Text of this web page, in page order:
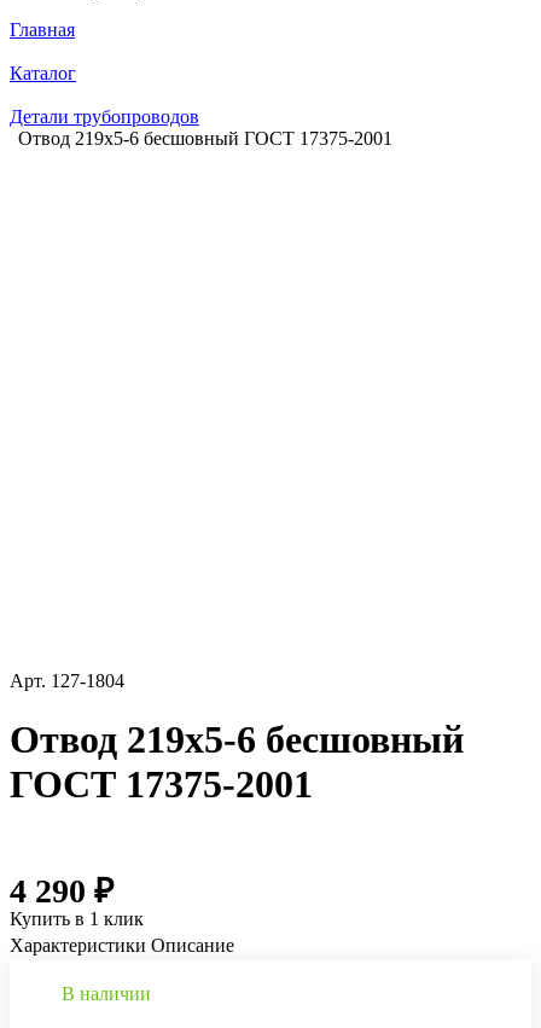
Главная
Каталог
Детали трубопроводов
Отвод 219х5-6 бесшовный ГОСТ 17375-2001
Арт. 127-1804
Отвод 219х5-6 бесшовный
ГОСТ 17375-2001
4 290 ₽
Купить в 1 клик
Характеристики Описание
В наличии